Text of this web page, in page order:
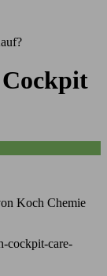
Koch Chemie
cockpit-care-